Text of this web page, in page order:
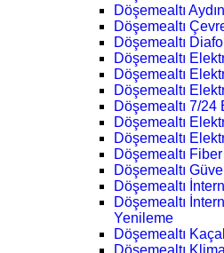
Döşemealtı
Döşemealtı
Döşemealtı
Döşemealtı
Döşemealtı
Döşemealtı
Döşemealtı 7/24
Döşemealtı
Döşemealtı
Döşemealtı
Döşemealtı
Döşemealtı
Döşemealtı
Yenileme
Döşemealtı
Döşemealtı